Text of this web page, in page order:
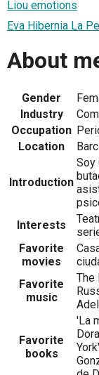
Liou emotions
Eva Hibernia La
About
Gender
Industry
Occupation
Location
Introduction
Soy
Interests
Favorite
movies
Favorite
music
The
Favorite
books
'La